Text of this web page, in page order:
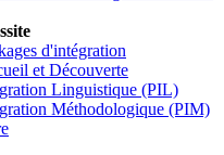
d'intégration
et Découverte
Linguistique (PIL)
Méthodologique (PIM)